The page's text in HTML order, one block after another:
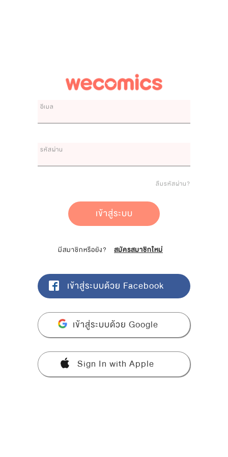
อีเมล
รหัสผ่าน
ลืมรหัสผ่าน?
เข้าสู่ระบบ
มีสมาชิกหรือยัง? สมัครสมาชิกใหม่
เข้าสู่ระบบด้วย Facebook
เข้าสู่ระบบด้วย Google
Sign In with Apple